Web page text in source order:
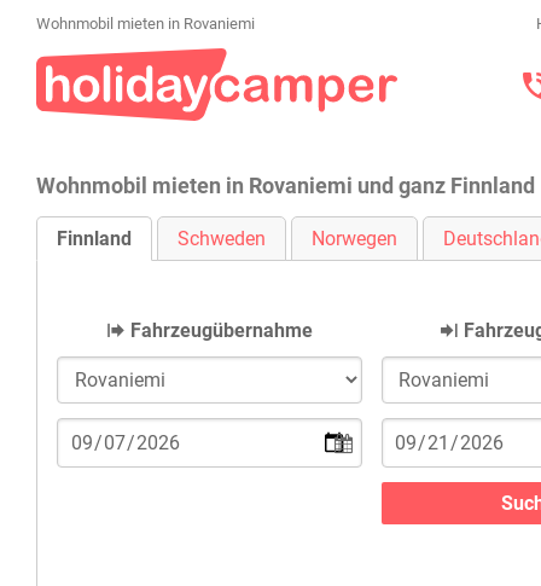
Wohnmobil mieten in Rovaniemi
Wohnmobil mieten in Rovaniemi und ganz Finnland